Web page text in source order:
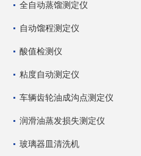
全自动蒸馏测定仪
自动馏程测定仪
酸值检测仪
粘度自动测定仪
车辆齿轮油成沟点测定仪
润滑油蒸发损失测定仪
玻璃器皿清洗机